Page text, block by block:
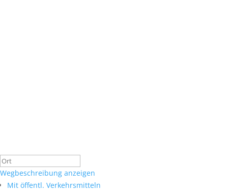
Wegbeschreibung anzeigen
Mit öffentl. Verkehrsmitteln